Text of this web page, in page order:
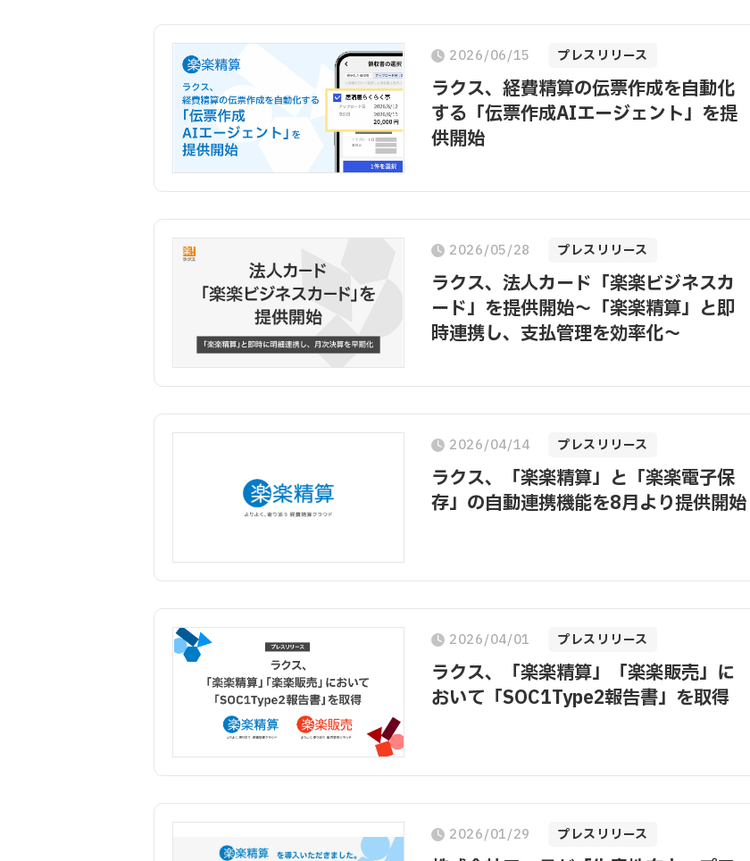
2026/06/15 プレスリリース
ラクス、経費精算の伝票作成を自動化
する「伝票作成AIエージェント」を提
供開始
2026/05/28 プレスリリース
ラクス、法人カード「楽楽ビジネスカ
ード」を提供開始～「楽楽精算」と即
時連携し、支払管理を効率化～
2026/04/14 プレスリリース
ラクス、「楽楽精算」と「楽楽電子保
存」の自動連携機能を8月より提供開始
2026/04/01 プレスリリース
ラクス、「楽楽精算」「楽楽販売」に
おいて「SOC1Type2報告書」を取得
2026/01/29 プレスリリース